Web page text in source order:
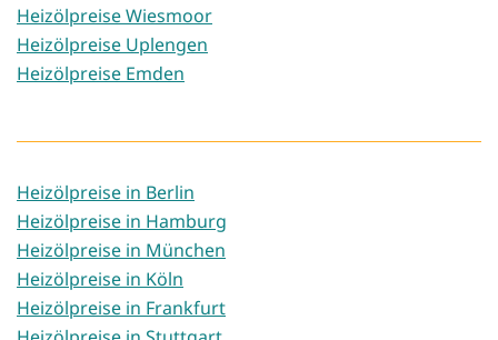
Heizölpreise Wiesmoor
Heizölpreise Uplengen
Heizölpreise Emden
Heizölpreise in Berlin
Heizölpreise in Hamburg
Heizölpreise in München
Heizölpreise in Köln
Heizölpreise in Frankfurt